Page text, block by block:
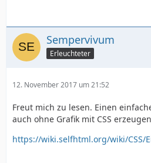
}
width:960px;
height:224px;
Sempervivum
Erleuchteter
12. November 2017 um 21:52
Freut mich zu lesen. Einen
auch ohne Grafik mit CSS
https://wiki.selfhtml.org/wiki/CSS/